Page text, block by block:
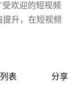
欢迎的短视频
升，在短视频
列表 分享